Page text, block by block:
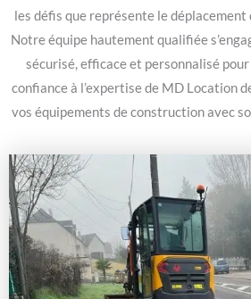
les défis que représente le déplacement
Notre équipe hautement qualifiée
sécurisé, efficace et personnalisé
confiance à l’expertise de MD Location
vos équipements de construction avec